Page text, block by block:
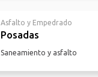
Asfalto y Empedrado
Posadas
Saneamiento y asfalto